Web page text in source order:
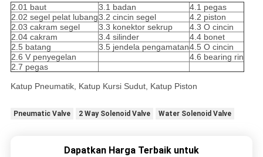
2.01 baut 3.1 badan
4.1 pegas
2.02 segel pelat lubang3.2 cincin segel
4.2 piston
2.03 cakram segel
3.3 konektor sekrup
4.3 O cincin
2.04 cakram
3.4 silinder
4.4 bonet
2.5 batang
3.5 jendela pengamatan4.5 O cincin
2.6 V penyegelan
4.6 bearing rin
2.7 pegas
Katup Pneumatik, Katup Kursi Sudut, Katup Piston
Pneumatic Valve 2 Way Solenoid Valve Water Solenoid Valve
Dapatkan Harga Terbaik untuk